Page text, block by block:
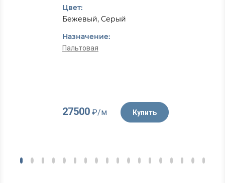
Цвет:
Бежевый, Серый
Назначение:
Пальтовая
27500₽/м Купить